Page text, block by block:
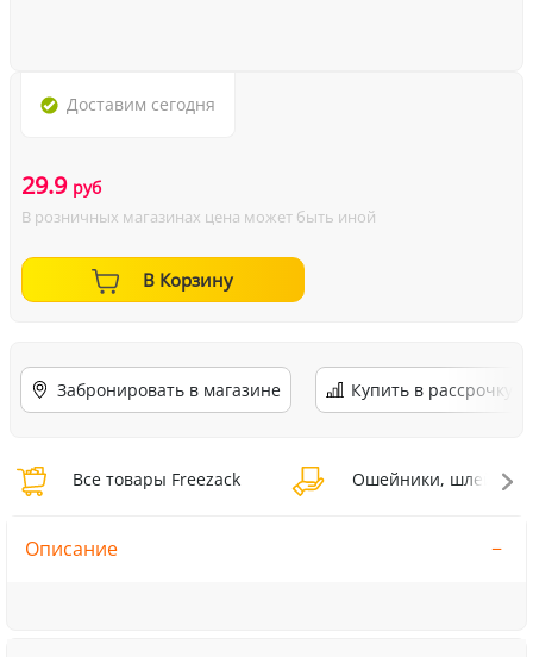
Доставим сегодня
29.9 руб
В розничных магазинах цена может быть иной
В Корзину
Забронировать в магазине Купить в рассрочку
Все товары Freezack Ошейники, шлейки,
Описание